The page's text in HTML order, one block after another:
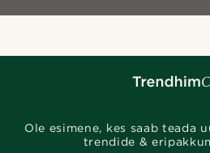
Ole esimene, kes saab teada
trendide &